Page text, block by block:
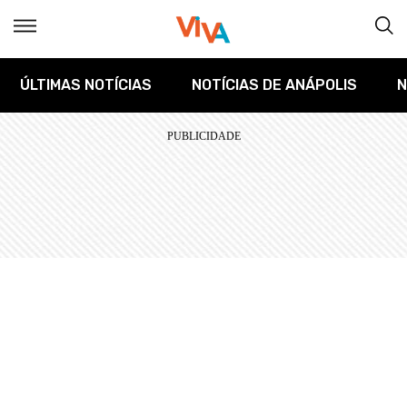
ÚLTIMAS NOTÍCIAS NOTÍCIAS DE ANÁPOLIS